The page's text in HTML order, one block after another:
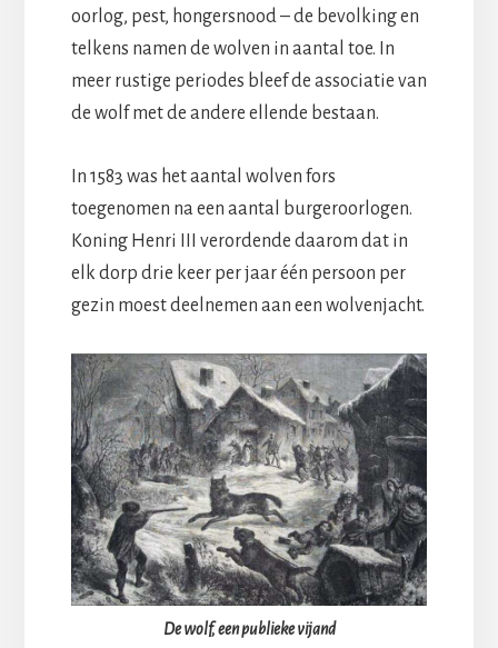
oorlog, pest, hongersnood – de bevolking en
telkens namen de wolven in aantal toe. In
meer rustige periodes bleef de associatie van
de wolf met de andere ellende bestaan.
In 1583 was het aantal wolven fors
toegenomen na een aantal burgeroorlogen.
Koning Henri III verordende daarom dat in
elk dorp drie keer per jaar één persoon per
gezin moest deelnemen aan een wolvenjacht.
De wolf, een publieke vijand